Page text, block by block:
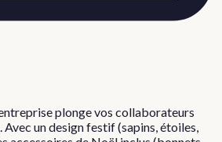
plonge vos collaborateurs
un design festif (sapins, étoiles,